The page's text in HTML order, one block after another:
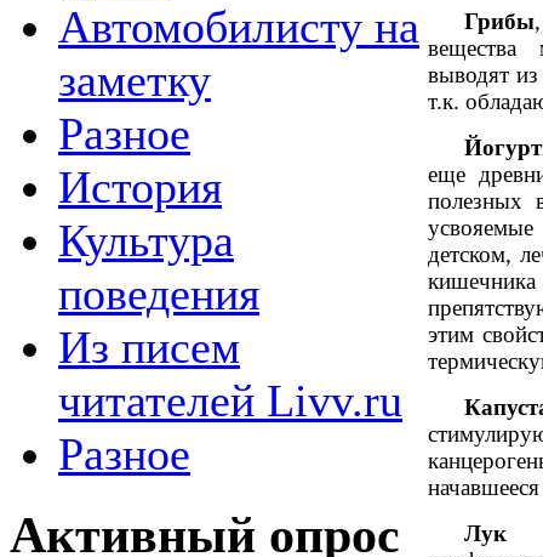
Автомобилисту на
заметку
Разное
История
Культура
поведения
Из писем
читателей Livv.ru
Разное
Активный опрос
Грибы
вещества
выводят
т.к.
еще
полезных
детском,
этим
Лук